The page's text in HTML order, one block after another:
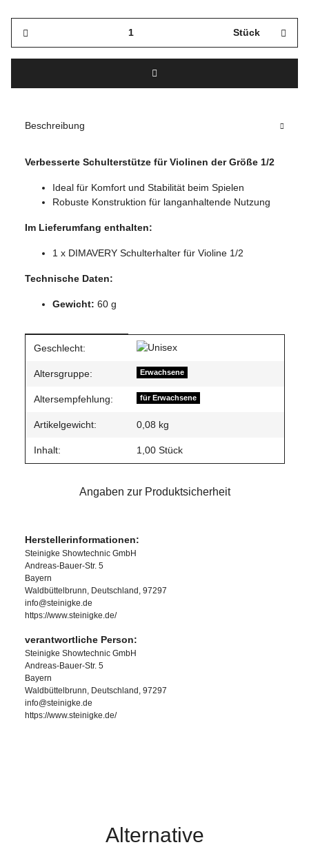
Stück
Beschreibung
Verbesserte Schulterstütze für Violinen der Größe 1/2
Ideal für Komfort und Stabilität beim Spielen
Robuste Konstruktion für langanhaltende Nutzung
Im Lieferumfang enthalten:
1 x DIMAVERY Schulterhalter für Violine 1/2
Technische Daten:
Gewicht: 60 g
Produkteigenschaft
Wert
Geschlecht:
Altersgruppe: Erwachsene
Altersempfehlung: für Erwachsene
Artikelgewicht: 0,08 kg
Inhalt: 1,00 Stück
Angaben zur Produktsicherheit
Herstellerinformationen:
Steinigke Showtechnic GmbH
Andreas-Bauer-Str. 5
Bayern
Waldbüttelbrunn, Deutschland, 97297
info@steinigke.de
https://www.steinigke.de/
verantwortliche Person:
Steinigke Showtechnic GmbH
Andreas-Bauer-Str. 5
Bayern
Waldbüttelbrunn, Deutschland, 97297
info@steinigke.de
https://www.steinigke.de/
Alternative